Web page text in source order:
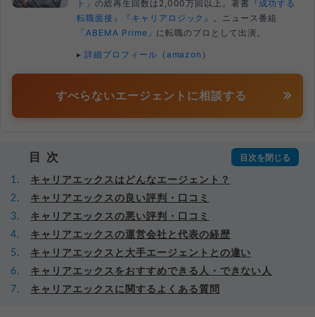
ト」 の総再生回数は2,000万回以上。著書 『成功する
転職面接』
『キャリアロジック』
。ニュース番組
「ABEMA Prime」 に転職のプロとして出演。
▸ 詳細プロフィール （ amazon ）
すべらないエージェントに相談する
目次
キャリアエックスはどんなエージェント？
キャリアエックスの良い評判・口コミ
キャリアエックスの悪い評判・口コミ
キャリアエックスの運営会社と代表の経歴
キャリアエックスと大手エージェントとの違い
キャリアエックスをおすすめできる人・できない人
キャリアエックスに関するよくある質問